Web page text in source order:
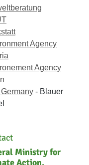
Agency
Agency
Germany - Blauer
Ministry for
Action,